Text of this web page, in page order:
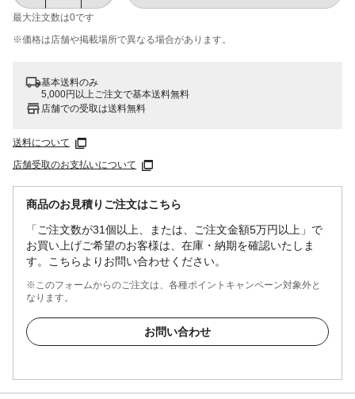
最大注文数は0です
※価格は​店舗や​掲載場所で​異なる​場合が​あります。
基本送料のみ
5,000円以上ご注文で基本送料無料
店舗での受取は送料無料
送料について
店舗受取のお支払いについて
商品のお見積りご注文はこちら
「ご注文数が31個以上、または、ご注文金額5万円以上」で
お買い上げご希望のお客様は、在庫・納期を確認いたしま
す。こちらよりお問い合わせください。
※このフォームからのご注文は、各種ポイントキャンペーン対象外と
なります。
お問い合わせ